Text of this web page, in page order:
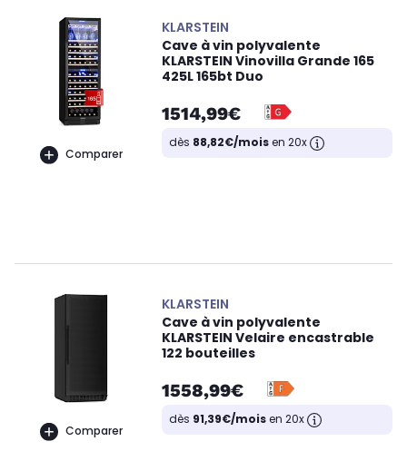
Comparer
KLARSTEIN
Cave à vin polyvalente
KLARSTEIN Vinovilla Grande 165
425L 165bt Duo
1514,99€
dès 88,82€/moisen 20x
Comparer
KLARSTEIN
Cave à vin polyvalente
KLARSTEIN Velaire encastrable
122 bouteilles
1558,99€
dès 91,39€/moisen 20x